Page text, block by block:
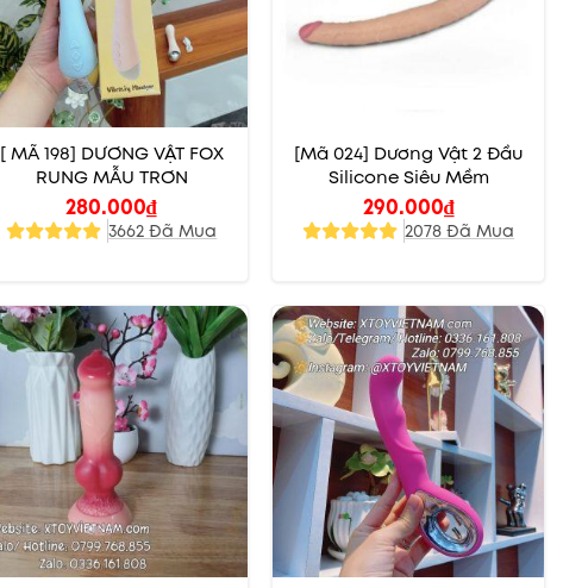
[ MÃ 198] DƯƠNG VẬT FOX
RUNG MẪU TRƠN
280.000₫
3662 Đã Mua
[Mã 024] Dương Vật 2 Đầu
Silicone Siêu Mềm
290.000₫
2078 Đã Mua